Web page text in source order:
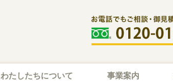
わたしたちについて 事業案内